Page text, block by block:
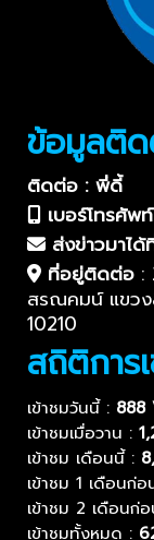
ข้อมูลติ
ติดต่อ : พี่ดี้
เบอร์โทรศัพท์
ส่งข่าวมาได้
ที่อยู่ติดต่อ :
สรณคมน์ แขวง
10210
สถิติการ
เข้าชมวันนี้ : 888
เข้าชมเมื่อวาน :
เข้าชม เดือนนี้ :
เข้าชม 1 เดือนก่อ
เข้าชม 2 เดือนก่
เข้าชมทั้งหมด :